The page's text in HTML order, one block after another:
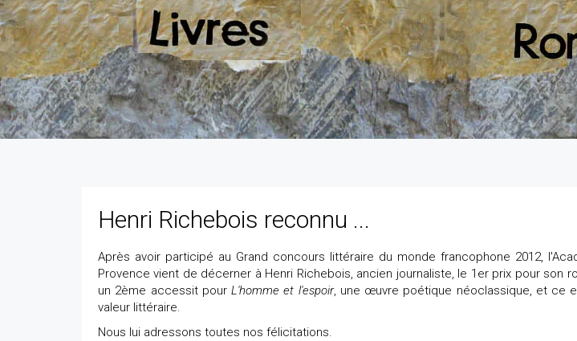
Henri Richebois reconnu ...
Après avoir participé au Grand concours littéraire du monde francophone 2012,
Provence vient de décerner à Henri Richebois, ancien journaliste, le 1er prix pour son
un 2ème accessit pourL'homme et l'espoir, une œuvre poétique néoclassique, et ce
valeur littéraire.
Nous lui adressons toutes nos félicitations.